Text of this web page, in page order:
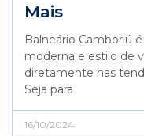
Mais
Balneário Camboriú
moderna e estilo de
diretamente nas
Seja para
16/10/2024